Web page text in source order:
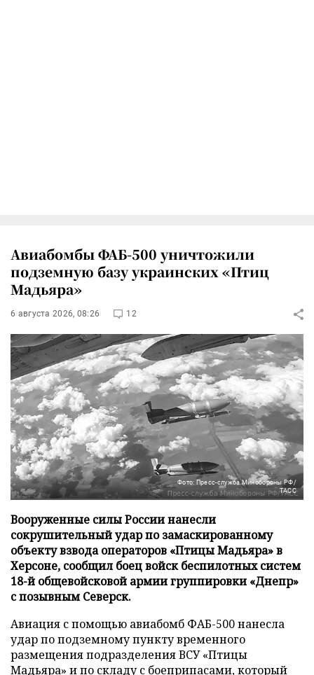
Авиабомбы ФАБ-500 уничтожили
подземную базу украинских «Птиц
Мадьяра»
6 августа 2026, 08:26 12
Фото: Пресс-служба Минобороны РФ/
ТАСС
Вооруженные силы России нанесли
сокрушительный удар по замаскированному
объекту взвода операторов «Птицы Мадьяра» в
Херсоне, сообщил боец войск беспилотных систем
18-й общевойсковой армии группировки «Днепр»
с позывным Северск.
Авиация с помощью авиабомб ФАБ-500 нанесла
удар по подземному пункту временного
размещения подразделения ВСУ «Птицы
Мадьяра» и по складу с боеприпасами, который